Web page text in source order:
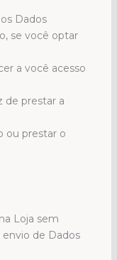
Dados
se você optar
a você acesso
de prestar a
ou prestar o
Loja sem
de Dados